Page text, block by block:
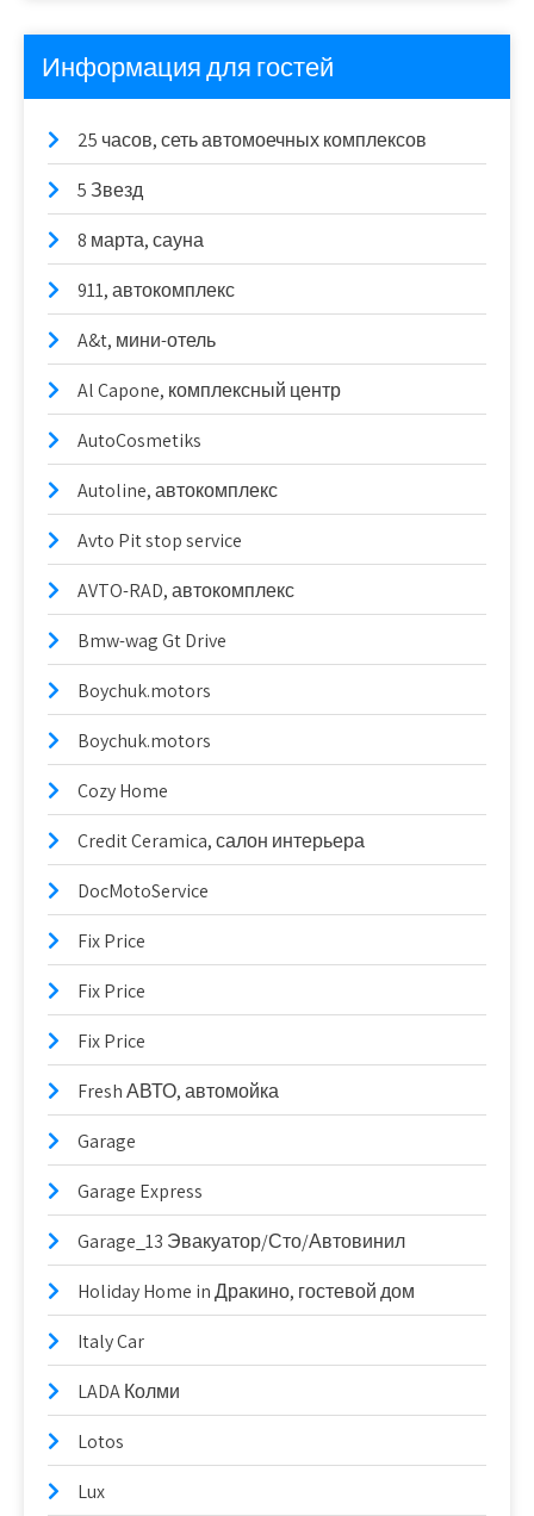
Информация для гостей
25 часов, сеть автомоечных комплексов
5 Звезд
8 марта, сауна
911, автокомплекс
A&t, мини-отель
Al Capone, комплексный центр
AutoCosmetiks
Autoline, автокомплекс
Avto Pit stop service
AVTO-RAD, автокомплекс
Bmw-wag Gt Drive
Boychuk.motors
Boychuk.motors
Cozy Home
Credit Ceramica, салон интерьера
DocMotoService
Fix Price
Fix Price
Fix Price
Fresh АВТО, автомойка
Garage
Garage Express
Garage_13 Эвакуатор/Сто/Автовинил
Holiday Home in Дракино, гостевой дом
Italy Car
LADA Колми
Lotos
Lux